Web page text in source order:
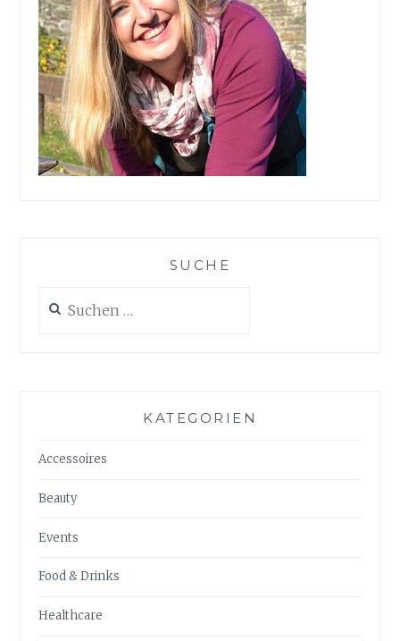
SUCHE
nach:
KATEGORIEN
Accessoires
Beauty
Events
Food & Drinks
Healthcare